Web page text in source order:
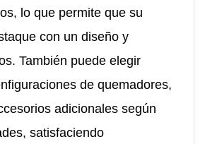
lo que permite que su
con un diseño y
También puede elegir
de quemadores,
adicionales según
satisfaciendo